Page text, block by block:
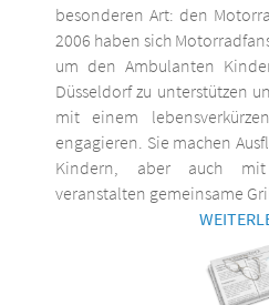
besonderen Art: den
2006 haben sich
um den Ambulanten
Düsseldorf zu unterstützen
mit einem
engagieren. Sie machen
Kindern, aber auch mit
veranstalten gemeinsame